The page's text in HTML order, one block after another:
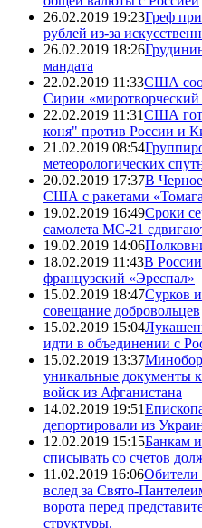
26.02.2019 19:23Греф
рублей из-за
26.02.2019 18:26
мандата
22.02.2019 11:33США
Сирии «миротворческий
22.02.2019 11:31США
коня" против России и
21.02.2019 08:54
метеорологических
20.02.2019 17:37В
США с ракетами
19.02.2019 16:49Сроки
самолета МС-21
19.02.2019 14:06
18.02.2019 11:43В
французский «Эреспал»
15.02.2019 18:47Сурков
совещание добровольцев
15.02.2019 15:04
идти в объединении с
15.02.2019 13:37
уникальные документы
войск из Афганистана
14.02.2019 19:51
депортировали из
12.02.2019 15:15Банкам
списывать со счетов
11.02.2019 16:06Обители
вслед за Свято-
ворота перед
структуры.